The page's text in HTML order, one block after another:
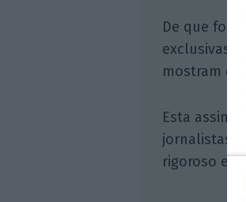
De que
exclusivas,
mostram o
Esta
jornalistas.
rigoroso e